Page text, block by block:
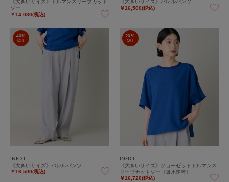
ソー
￥14,080(税込)
￥16,500(税込)
40%
OFF
INED L
《大きいサイズ》バレルパンツ
￥16,500(税込)
20%
OFF
INED L
《大きいサイズ》ジョーゼットドルマンス
リーブカットソー《吸水速乾》
￥16,720(税込)